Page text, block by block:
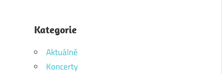
Kategorie
Aktuálně
Koncerty